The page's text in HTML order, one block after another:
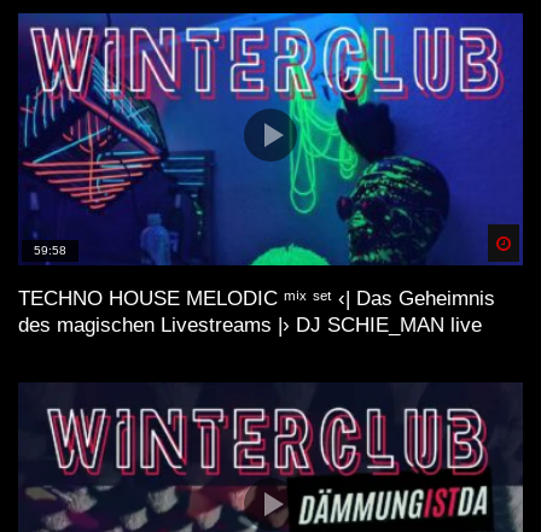
59:58
TECHNO HOUSE MELODIC ᵐⁱˣ ˢᵉᵗ ‹| Das Geheimnis
des magischen Livestreams |› DJ SCHIE_MAN live